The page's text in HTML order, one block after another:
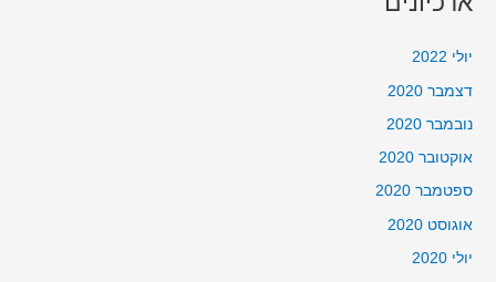
יולי 2022
דצמבר 2020
נובמבר 2020
אוקטובר 2020
ספטמבר 2020
אוגוסט 2020
יולי 2020